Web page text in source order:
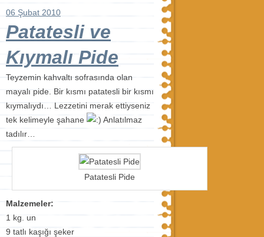
06 Şubat 2010
Patatesli ve
Kıymalı Pide
Teyzemin kahvaltı sofrasında olan
mayalı pide. Bir kısmı patatesli bir kısmı
kıymalıydı… Lezzetini merak ettiyseniz
tek kelimeyle şahane
Anlatılmaz
tadılır…
Patatesli Pide
Malzemeler:
1 kg. un
9 tatlı kaşığı şeker